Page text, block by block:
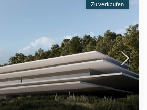
Zu verkaufen